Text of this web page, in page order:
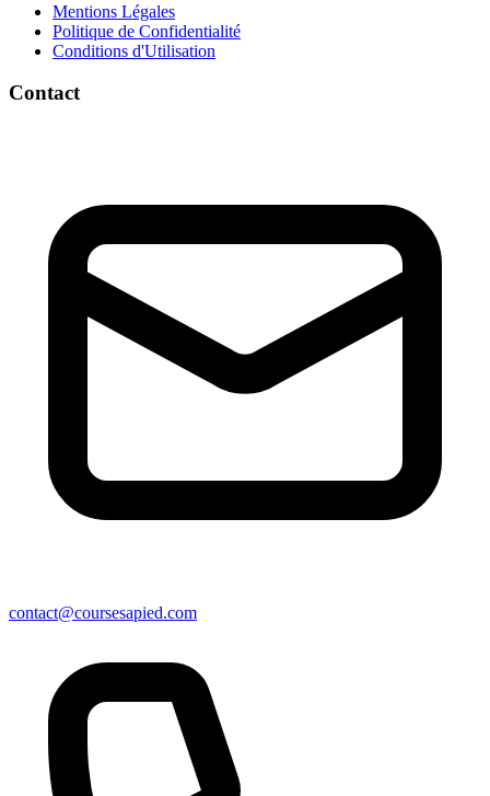
Mentions Légales
Politique de Confidentialité
Conditions d'Utilisation
Contact
contact@coursesapied.com